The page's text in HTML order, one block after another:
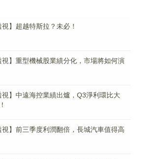
視】超越特斯拉？未必！
視】重型機械股業績分化，市場將如何演
視】中遠海控業績出爐，Q3淨利環比大
視】前三季度利潤翻倍，長城汽車值得高